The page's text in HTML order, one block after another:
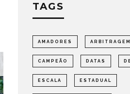
TAGS
AMADORES ARBITRAGEM
CAMPEÃO DATAS
ESCALA ESTADUAL